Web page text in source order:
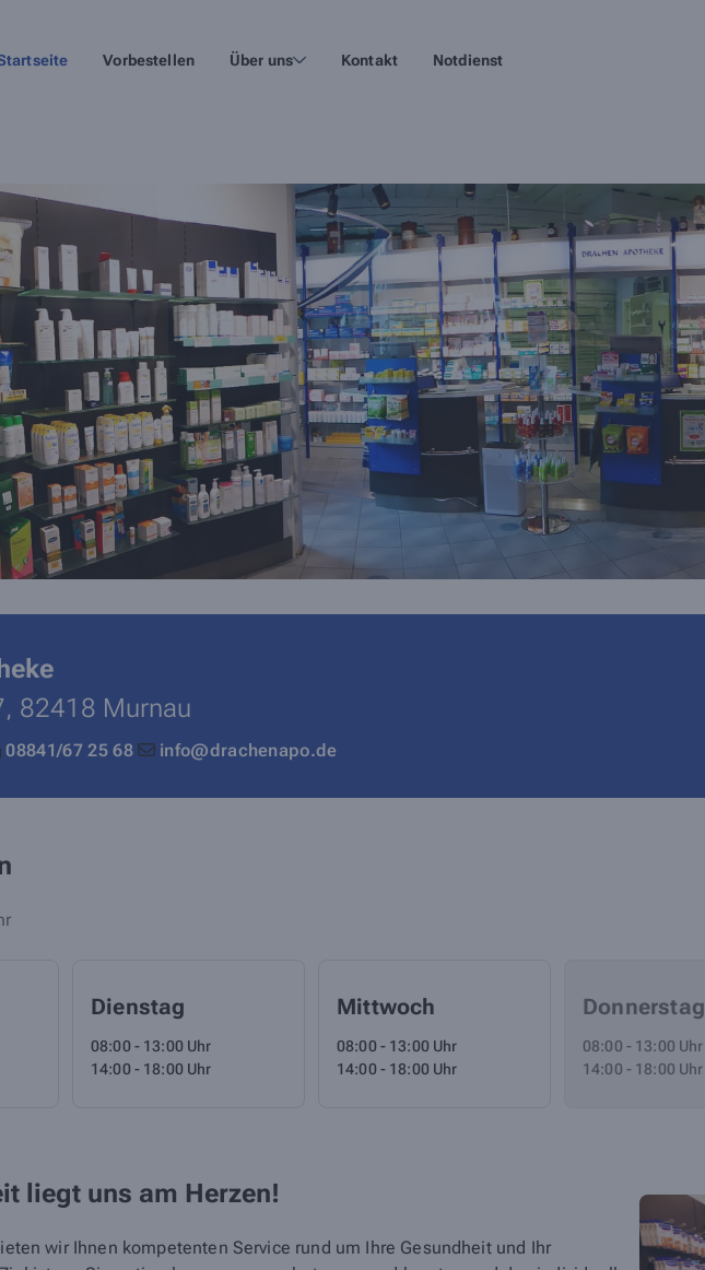
Vorbestellen Über uns Kontakt Notdienst
82418 Murnau
08841/67 25 68 info@drachenapo.de
Dienstag
08:00 - 13:00 Uhr
14:00 - 18:00 Uhr
Mittwoch
08:00 - 13:00 Uhr
14:00 - 18:00 Uhr
Donnerstag
08:00 - 13:00 Uhr
14:00 - 18:00 Uhr
liegt uns am Herzen!
wir Ihnen kompetenten Service rund um Ihre Gesundheit und Ihr